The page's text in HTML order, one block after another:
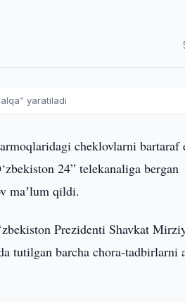
yaratiladi
cheklovlarni bartaraf
24” telekanaliga bergan
maʼlum qildi.
Prezidenti Shavkat
tutilgan barcha chora-tadbirlarni